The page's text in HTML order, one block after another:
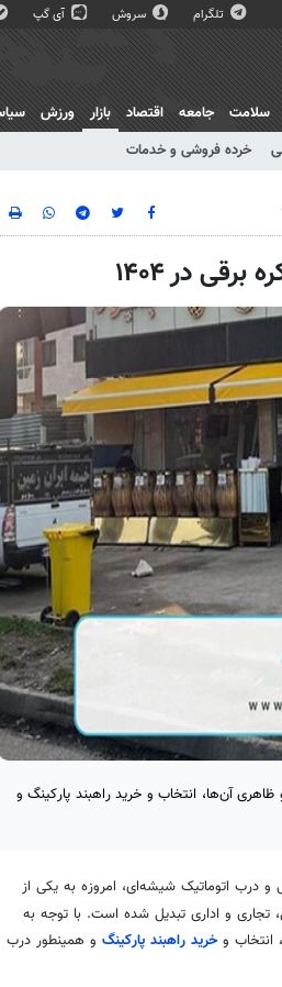
تلگرام سروش آی گپ
سلامت جامعه اقتصاد
بازار
خرده فروشی و خدمات
ورزش
در ۱۴۰۴
آن‌ها، انتخاب و خرید راهبند پارکینگ و
و درب اتوماتیک شیشه‌ای، امروزه به یکی از
تجاری و اداری تبدیل شده است. با توجه به
انتخاب و خرید راهبند پارکینگ و همینطور درب